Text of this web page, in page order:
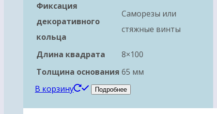
Фиксация
декоративного
кольца
Саморезы или
стяжные винты
Длина квадрата
8×100
Толщина основания 65 мм
В корзину
Подробнее